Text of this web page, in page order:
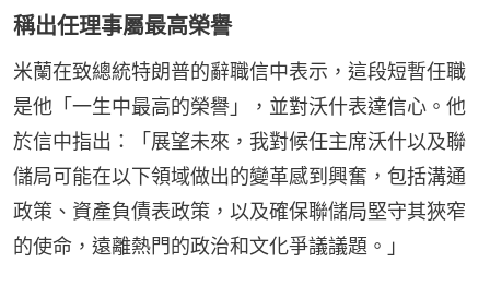
稱出任理事屬最高榮譽
米蘭在致總統特朗普的辭職信中表示，這段短暫任職
是他「一生中最高的榮譽」，並對沃什表達信心。他
於信中指出：「展望未來，我對候任主席沃什以及聯
儲局可能在以下領域做出的變革感到興奮，包括溝通
政策、資產負債表政策，以及確保聯儲局堅守其狹窄
的使命，遠離熱門的政治和文化爭議議題。」